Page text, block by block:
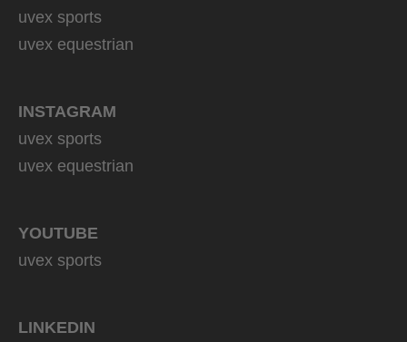
uvex sports
uvex equestrian
INSTAGRAM
uvex sports
uvex equestrian
YOUTUBE
uvex sports
LINKEDIN